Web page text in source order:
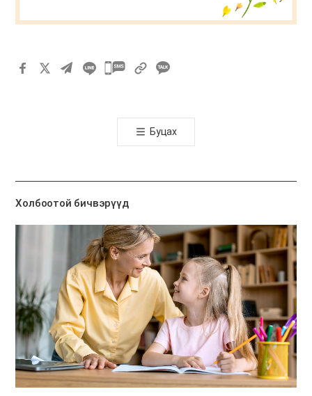
카
톡
공
기
Буцах
Холбоотой бичвэрүүд